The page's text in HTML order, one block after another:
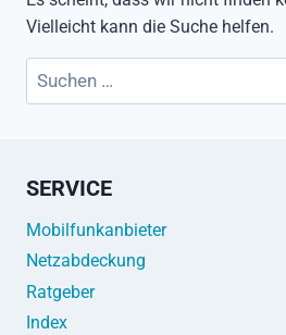
Vielleicht kann die Suche helfen.
Suchen
nach:
SERVICE
Mobilfunkanbieter
Netzabdeckung
Ratgeber
Index